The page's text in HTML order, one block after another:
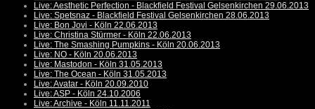
Live: Aesthetic Perfection - Blackfield Festival Gelsenkirchen 29.06.2013
Live: Spetsnaz - Blackfield Festival Gelsenkirchen 28.06.2013
Live: Bon Jovi - Köln 22.06.2013
Live: Christina Stürmer - Köln 22.06.2013
Live: The Smashing Pumpkins - Köln 20.06.2013
Live: NO - Köln 20.06.2013
Live: Mastodon - Köln 31.05.2013
Live: The Ocean - Köln 31.05.2013
Live: Avatar - Köln 20.09.2010
Live: ASP - Köln 24.10.2006
Live: Archive - Köln 11.11.2011